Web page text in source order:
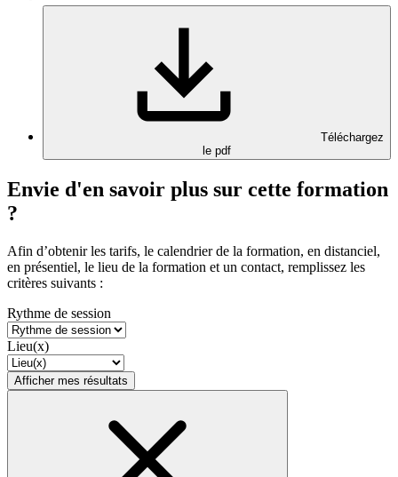
Téléchargez
le pdf
Envie d'en savoir plus sur cette formation
?
Afin d’obtenir les tarifs, le calendrier de la formation, en distanciel,
en présentiel, le lieu de la formation et un contact, remplissez les
critères suivants :
Rythme de session
Lieu(x)
Afficher mes résultats